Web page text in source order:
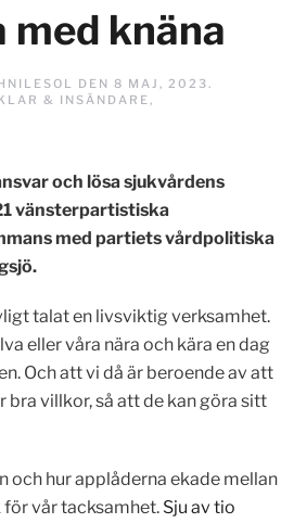
knäna
DEN 8 MAJ, 2023 .
& INSÄNDARE ,
och lösa sjukvårdens
vänsterpartistiska
med partiets vårdpolitiska
talat en livsviktig verksamhet.
eller våra nära och kära en dag
Och att vi då är beroende av att
bra villkor, så att de kan göra sitt
och hur applåderna ekade mellan
vår tacksamhet. Sju av tio